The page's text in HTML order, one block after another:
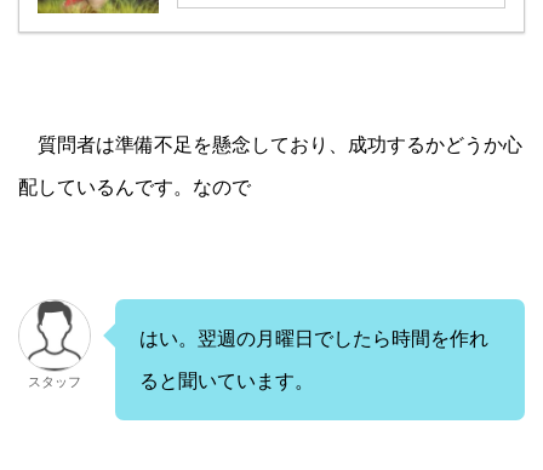
質問者は準備不足を懸念しており、成功するかどうか心
配しているんです。なので
スタッフ
はい。翌週の月曜日でしたら時間を作れ
ると聞いています。